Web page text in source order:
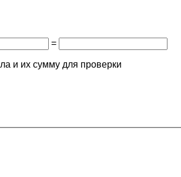
=
и их сумму для проверки